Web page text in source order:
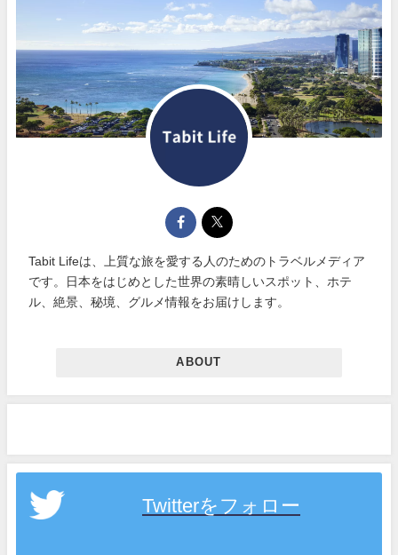
Tabit Lifeは、上質な旅を愛する人のためのトラベルメディア
です。日本をはじめとした世界の素晴しいスポット、ホテ
ル、絶景、秘境、グルメ情報をお届けします。
ABOUT
Twitterをフォロー